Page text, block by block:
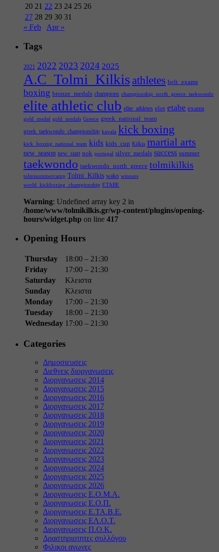
20 21 22 23 24 25 26
27 28 29 30 31
« Feb
Apr »
Tags
2021 2022 2023 2024 2025
A.C_Tolmi_Kilkis athletes belt_exams
boxing bronze_medals champions championship_north_greece_taekwondo
elite athletic club elite_athletes elot etabe exams
gold_medal gold_medals Greece greek_national_team
greek_taekwondo_championship kavala kick boxing
kick_boxing_national_team kids kids_cup Kilkis martial arts
new_season new_start pok portugal silver_medals success summer
taekwondo taekwondo_north_greece tolmikilkis
tolmisummercamp Tolmi_Kilkis wako winners
world_kickboxing_championship ΕΤΑΒΕ
Warning: Undefined array key 2 in
/home/www/tolmikilkis.gr/wp-content/plugins/opening-
hours/widget.php on line 417
Opening Hours
Thursday
18:00 – 21:30
Friday
17:00 – 21:30
Saturday
Κλειστα
Sunday
Κλειστα
Monday
17:00 – 21:30
Tuesday
18:00 – 21:30
Wednesday 17:00 – 21:30
Categories
Δημοσιευσεις
Διεθνεις διοργανωσεις
Διοργανωσεις 2014
Διοργανωσεις 2015
Διοργανωσεις 2016
Διοργανωσεις 2017
Διοργανωσεις 2018
Διοργανωσεις 2019
Διοργανωσεις 2020
Διοργανωσεις 2021
Διοργανωσεις 2022
Διοργανωσεις 2023
Διοργανωσεις 2024
Διοργανωσεις 2025
Διοργανωσεις 2026
Διοργανωσεις Ε.Ο.Μ.Α.
Διοργανωσεις Ε.Ο.Π.
Διοργανωσεις Ε.ΤΑ.Β.Ε.
Διοργανωσεις ΕΛ.Ο.Τ.
Διοργανωσεις Π.Ο.Κ.
Δραστηριοτητες συλλόγου
Φιλικοι αγωνες